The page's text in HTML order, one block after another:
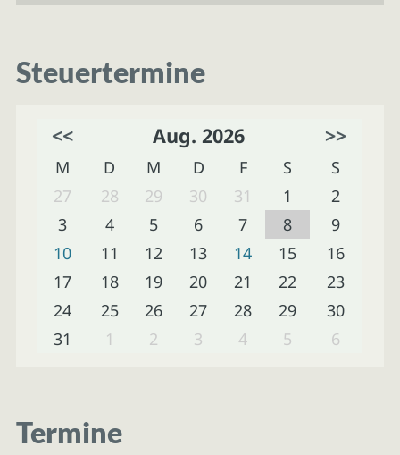
Steuertermine
<< Aug. 2026 >>
M D M D F S
S
27
28 29 30 31 1
2
3
4 5 6 7 8
9
10
11 12 13 14 15
16
17
18 19 20 21 22
23
24
25 26 27 28 29
30
31
1 2 3 4 5 6
Termine